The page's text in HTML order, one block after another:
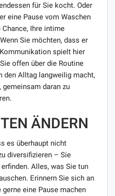
für Sie kocht. Oder
eine Pause vom Waschen
Ihre intime
Sie möchten, dass er
spielt hier
offen über die Routine
den Alltag langweilig macht,
gemeinsam daran zu
ÄNDERN
es überhaupt nicht
diversifizieren – Sie
Alles, was Sie tun
Erinnern Sie sich an
eine Pause machen